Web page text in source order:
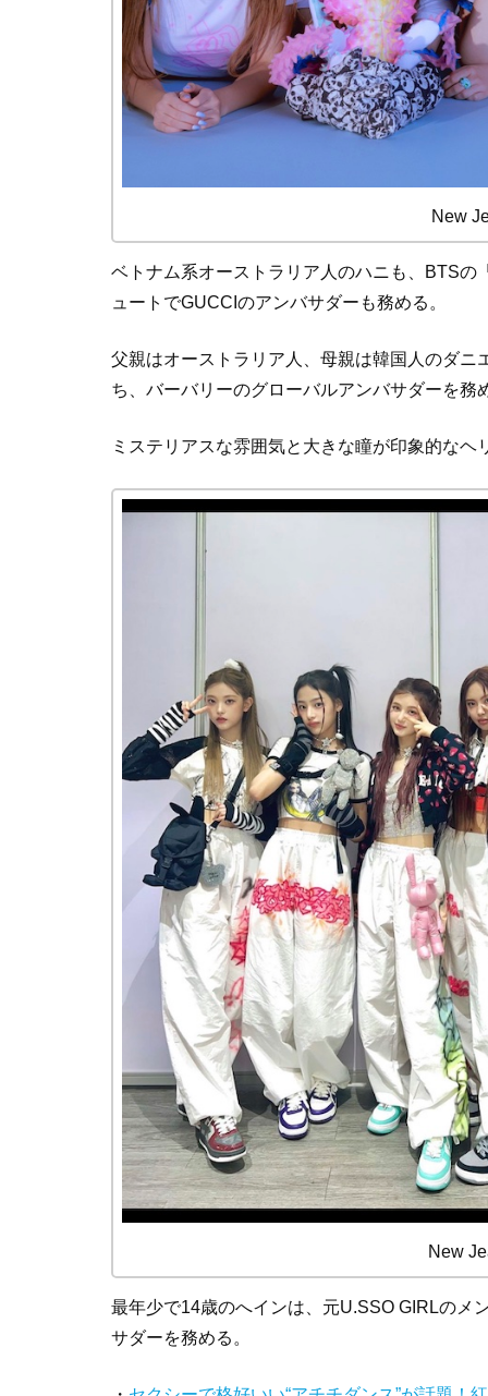
New
ベトナム系オーストラリア人のハニも、BTS
ュートでGUCCIのアンバサダーも務める。
父親はオーストラリア人、母親は韓国人のダ
ち、バーバリーのグローバルアンバサダーを務
ミステリアスな雰囲気と大きな瞳が印象的な
New
最年少で14歳のへインは、元U.SSO GIRLのメ
サダーを務める。